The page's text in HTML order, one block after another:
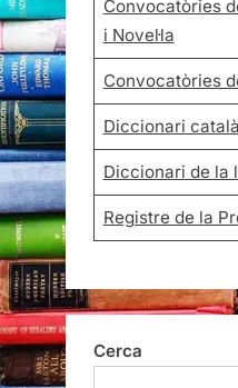
Convocatòries
i Novel·la
Convocatòries
Diccionari
Diccionari de la
Registre de la
Cerca